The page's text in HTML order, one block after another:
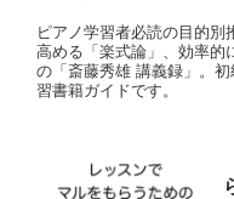
ピアノ学習者必読の目的別
高める「楽式論」、効率的
の「斎藤秀雄 講義録」。
習書籍ガイドです。